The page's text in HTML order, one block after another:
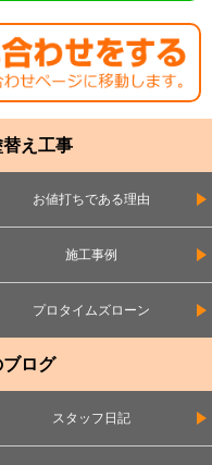
え工事
お値打ちである理由
施工事例
プロタイムズローン
ログ
スタッフ日記